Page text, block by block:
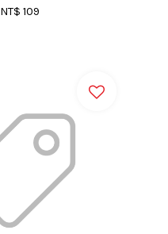
NT$ 109